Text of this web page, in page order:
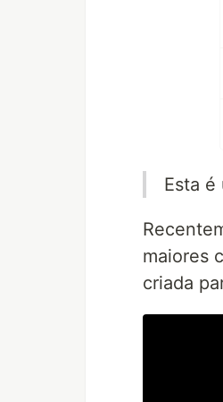
Esta é
maiores
criada